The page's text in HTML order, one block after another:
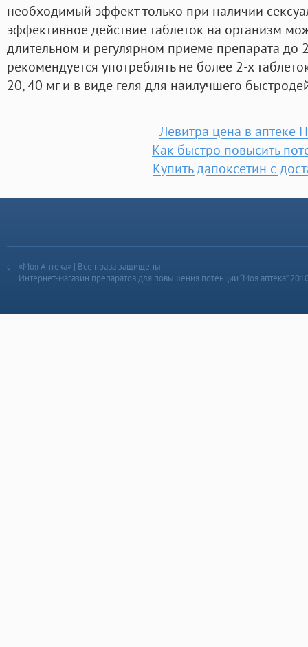
необходимый эффект только при наличии
эффективное действие таблеток на организм
длительном и регулярном приеме препарата до
рекомендуется употреблять не более 2-х
20, 40 мг и в виде геля для наилучшего
Левитра цена в аптеке
Как быстро повысить
Купить дапоксетин с
«Моя Аптека» | Все права защищены
Интернет-магазин препаратов для повышения потенции “Моя аптека”